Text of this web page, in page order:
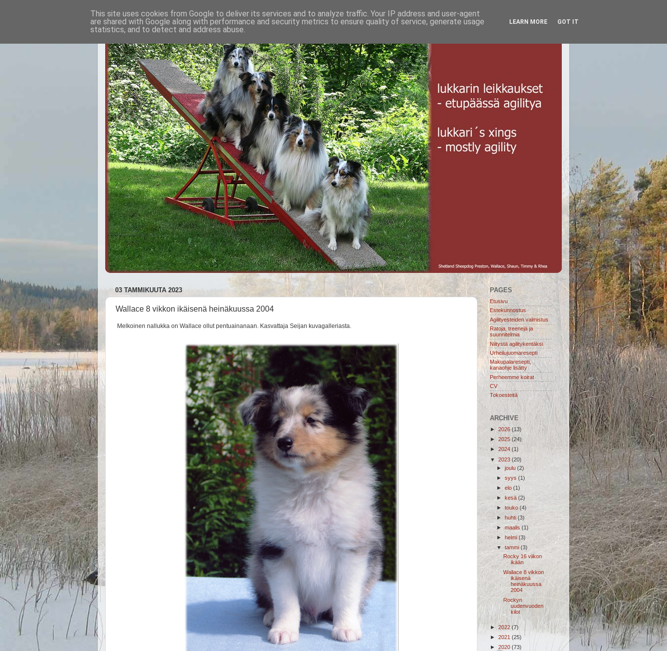
03 TAMMIKUUTA 2023
Wallace 8 vikkon ikäisenä heinäkuussa 2004
Melkoinen nallukka on Wallace ollut pentuainanaan. Kasvattaja Seijan kuvagalleriasta.
PAGES
Etusivu
Estekunnostus
Agilityesteiden valmistus
Ratoja, treenejä ja
suunnitelmia
Niitystä agilitykentäksi
Urheilujuomaresepti
Makupalaresepti,
kanaohje lisätty
Perheemme koirat
CV
Tokoesteitä
ARCHIVE
► 2026 (13)
► 2025 (24)
► 2024 (1)
▼ 2023 (20)
► joulu (2)
► syys (1)
► elo (1)
► kesä (2)
► touko (4)
► huhti (3)
►maalis (1)
► helmi (3)
▼ tammi (3)
Rocky 16 viikon
ikään
Wallace 8 vikkon
ikäisenä
heinäkuussa
2004
Rockyn
uudenvuoden
kilot
►2022 (7)
► 2021 (25)
► 2020 (73)
This site uses cookies from Google to deliver its services and to analyze traffic. Your IP address and user-agent
are shared with Google along with performance and security metrics to ensure quality of service, generate usage
statistics, and to detect and address abuse.
LEARN MORE GOT IT